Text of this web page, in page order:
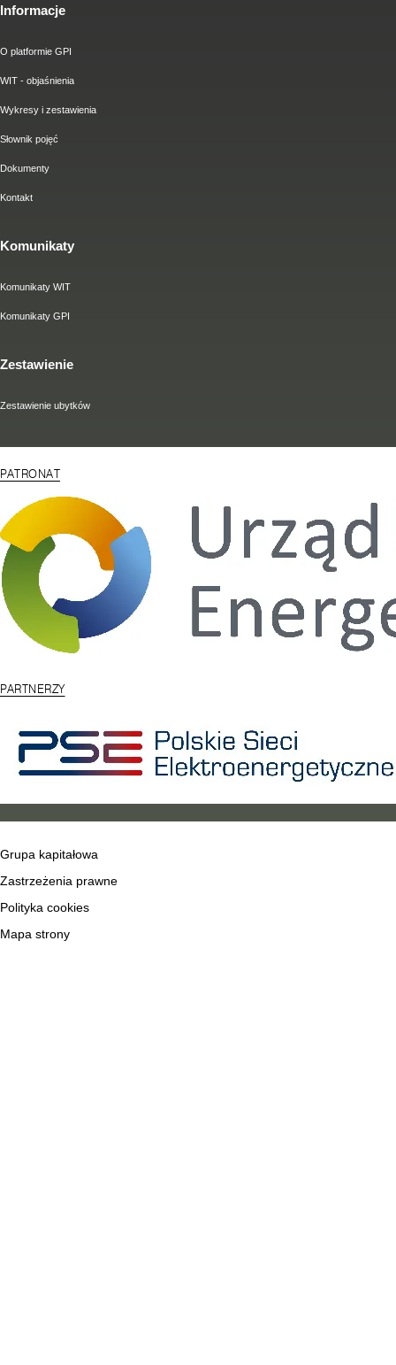
Informacje
O platformie GPI
WIT - objaśnienia
Wykresy i zestawienia
Słownik pojęć
Dokumenty
Kontakt
Komunikaty
Komunikaty WIT
Komunikaty GPI
Zestawienie
Zestawienie ubytków
PATRONAT
PARTNERZY
Grupa kapitałowa
Zastrzeżenia prawne
Polityka cookies
Mapa strony